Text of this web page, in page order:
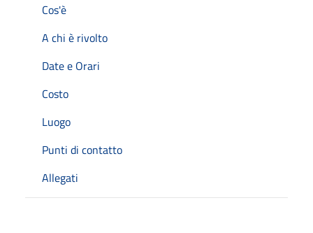
Cos'è
A chi è rivolto
Date e Orari
Costo
Luogo
Punti di contatto
Allegati